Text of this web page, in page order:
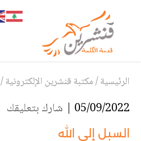
الرئيسية/مكتبة قنشرين الإلكترونية/
05/09/2022 | شارك بتعليقك
السبل إلى الله